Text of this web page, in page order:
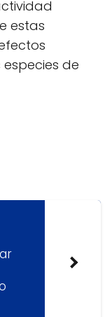
estas
de